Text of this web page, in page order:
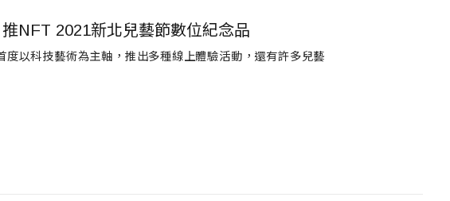
NFT 2021新北兒藝節數位紀念品
以科技藝術為主軸，推出多種線上體驗活動，還有許多兒藝